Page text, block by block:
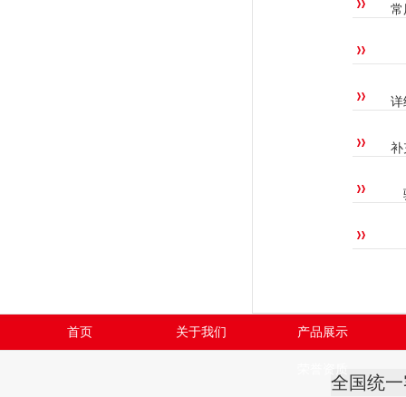
常
详
补
首页 关于我们 产品展示
全国统